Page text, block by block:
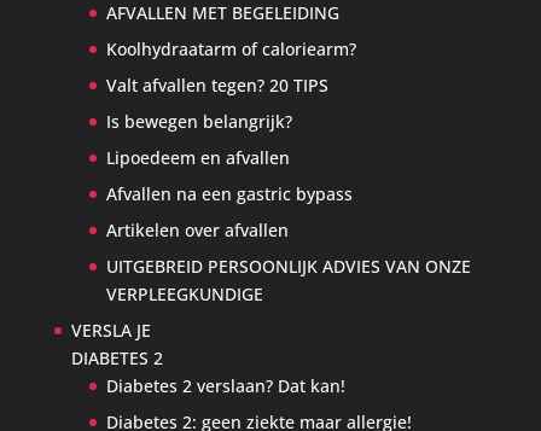
AFVALLEN MET BEGELEIDING
Koolhydraatarm of caloriearm?
Valt afvallen tegen? 20 TIPS
Is bewegen belangrijk?
Lipoedeem en afvallen
Afvallen na een gastric bypass
Artikelen over afvallen
UITGEBREID PERSOONLIJK ADVIES VAN ONZE
VERPLEEGKUNDIGE
VERSLA JE
DIABETES 2
Diabetes 2 verslaan? Dat kan!
Diabetes 2: geen ziekte maar allergie!